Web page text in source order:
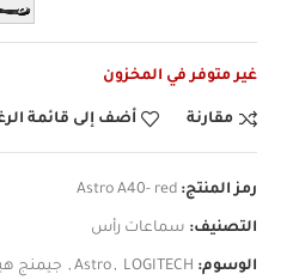
غير متوفر في المخزون
مقارنة أضف إلى قائمة
رمز المنتج: Astro A40- red
التصنيف: سماعات رأس
الوسوم: Astro, LOGITECH
, جيمنج